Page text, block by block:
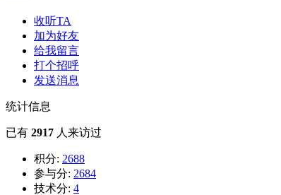
收听TA
加为好友
给我留言
打个招呼
发送消息
统计信息
已有 2917 人来访过
积分: 2688
参与分: 2684
技术分: 4